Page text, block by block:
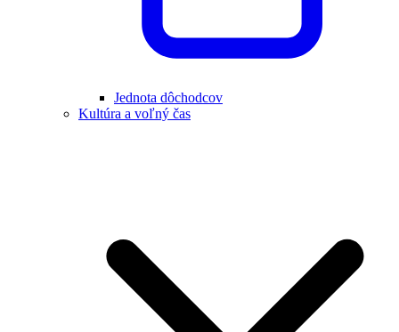
Jednota dôchodcov
Kultúra a voľný čas